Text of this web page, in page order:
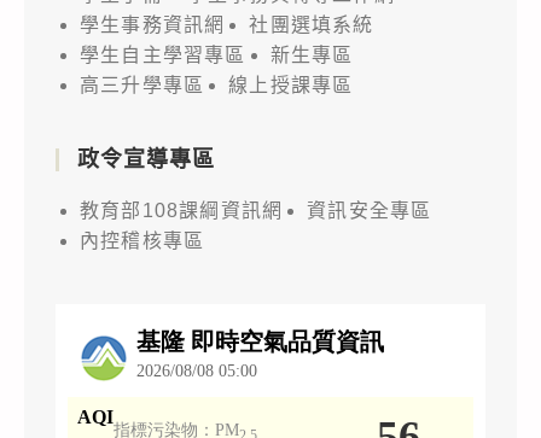
學生事務資訊網
社團選填系統
學生自主學習專區
新生專區
高三升學專區
線上授課專區
政令宣導專區
教育部108課綱資訊網
資訊安全專區
內控稽核專區